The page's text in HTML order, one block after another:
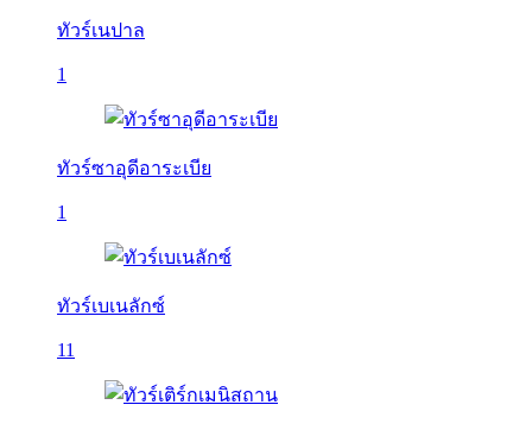
ทัวร์เนปาล
1
ทัวร์ซาอุดีอาระเบีย
1
ทัวร์เบเนลักซ์
11